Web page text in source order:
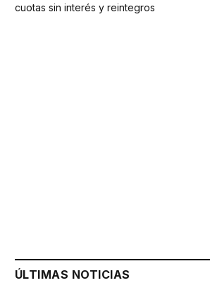
cuotas sin interés y reintegros
ÚLTIMAS NOTICIAS